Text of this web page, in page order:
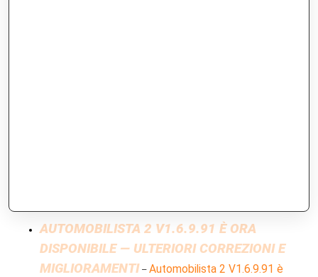
AUTOMOBILISTA 2 V1.6.9.91 È ORA
DISPONIBILE — ULTERIORI CORREZIONI E
MIGLIORAMENTI – Automobilista 2 V1.6.9.91 è